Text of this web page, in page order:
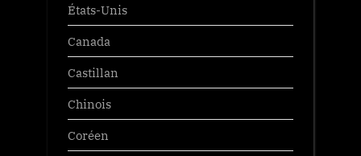
États-Unis
Canada
Castillan
Chinois
Coréen